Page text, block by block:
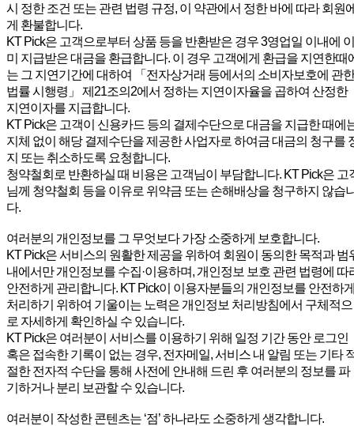
시 정한 조건 또는 관련 법령 규정, 이 약관에서 정한 바에 따라 회원
게 환불합니다.
KT Pick은 고객으로부터 상품 등을 반환받은 경우 3영업일 이내에 이
미 지급받은 대금을 환급합니다. 이 경우 고객에게 환급을 지연한때
는 그 지연기간에 대하여 「전자상거래 등에서의 소비자보호에 관한
법률 시행령」 제21조의2에서 정하는 지연이자율을 곱하여 산정한
지연이자를 지급합니다.
KT Pick은 고객이 신용카드 등의 결제수단으로 대금을 지급한 때에
지체 없이 해당 결제수단을 제공한 사업자로 하여금 대금의 청구를
지 또는 취소하도록 요청합니다.
청약철회로 반환하실 때 비용은 고객님이 부담합니다. KT Pick은 고
님께 청약철회 등을 이유로 위약금 또는 손해배상을 청구하지 않습
다.
여러분의 개인정보를 그 무엇보다 가장 소중하게 보호합니다.
KT Pick은 서비스의 원활한 제공을 위하여 회원이 동의한 목적과 범
내에서만 개인정보를 수집·이용하며, 개인정보 보호 관련 법령에 따
안전하게 관리합니다. KT Pick이 이용자분들의 개인정보를 안전하
처리하기 위하여 기울이는 노력은 개인정보 처리방침에서 구체적으
로 자세하게 확인하실 수 있습니다.
KT Pick은 여러분이 서비스를 이용하기 위해 일정 기간 동안 로그인
혹은 접속한 기록이 없는 경우, 전자메일, 서비스 내 알림 또는 기타
절한 전자적 수단을 통해 사전에 안내해 드린 후 여러분의 정보를 파
기하거나 분리 보관할 수 있습니다.
여러분이 작성한 콘텐츠는 ‘점’ 하나라도 소중하게 생각합니다.